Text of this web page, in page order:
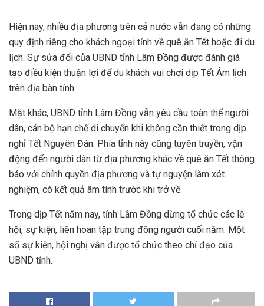
Hiện nay, nhiều địa phương trên cả nước vẫn đang có những
quy định riêng cho khách ngoại tỉnh về quê ăn Tết hoặc đi du
lịch. Sự sửa đổi của UBND tỉnh Lâm Đồng được đánh giá
tạo điều kiện thuận lợi để du khách vui chơi dịp Tết Âm lịch
trên địa bàn tỉnh.
Mặt khác, UBND tỉnh Lâm Đồng vẫn yêu cầu toàn thể người
dân, cán bộ hạn chế di chuyển khi không cần thiết trong dịp
nghỉ Tết Nguyên Đán. Phía tỉnh này cũng tuyên truyền, vận
động đến người dân từ địa phương khác về quê ăn Tết thông
báo với chính quyền địa phương và tự nguyện làm xét
nghiệm, có kết quả âm tính trước khi trở về.
Trong dịp Tết năm nay, tỉnh Lâm Đồng dừng tổ chức các lễ
hội, sự kiện, liên hoan tập trung đông người cuối năm. Một
số sự kiện, hội nghị vẫn được tổ chức theo chỉ đạo của
UBND tỉnh.